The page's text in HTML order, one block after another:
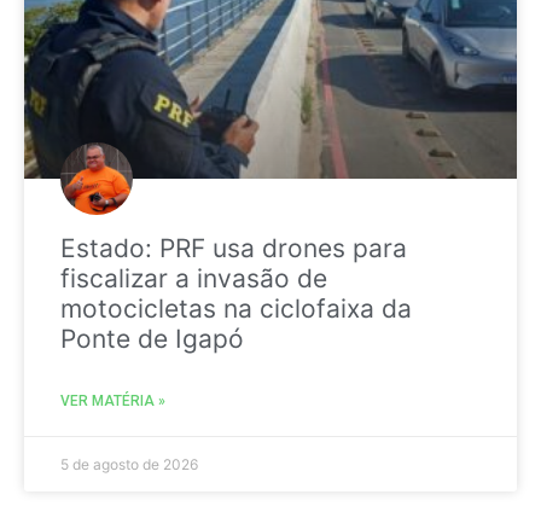
Estado: PRF usa drones para
fiscalizar a invasão de
motocicletas na ciclofaixa da
Ponte de Igapó
VER MATÉRIA »
5 de agosto de 2026